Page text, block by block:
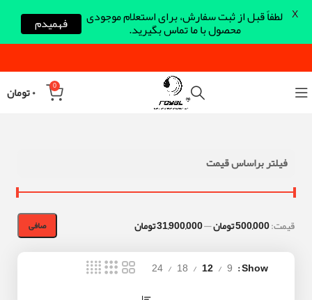
0 ۰تومان
فیلتر براساس قیمت
صافی قيمت:500,000 تومان —31,900,000 تومان
Show
9
12
18
24
لطفاً قبل از ثبت سفارش، برای استعلام موجودی
محصول با ما تماس بگیرید. فهمیدم X